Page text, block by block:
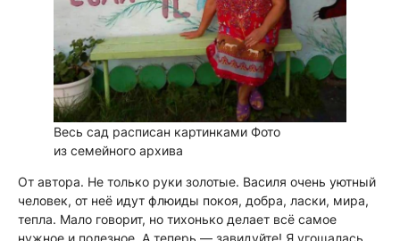
Весь сад расписан картинками Фото
из семейного архива
От автора. Не только руки золотые. Василя очень уютный
человек, от неё идут флюиды покоя, добра, ласки, мира,
тепла. Мало говорит, но тихонько делает всё самое